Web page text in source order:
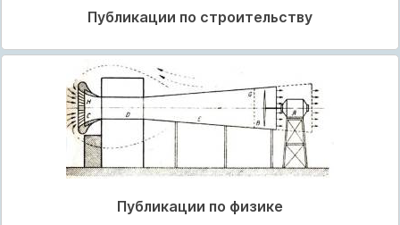
Публикации по строительству
Публикации по физике